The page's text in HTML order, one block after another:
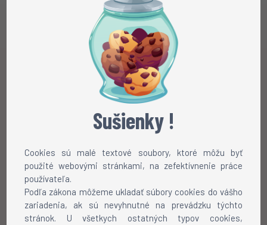
Sušienky !
Cookies sú malé textové soubory, ktoré môžu byť
použité webovými stránkami, na zefektívnenie práce
používateľa.
Podľa zákona môžeme ukladať súbory cookies do vášho
zariadenia, ak sú nevyhnutné na prevádzku týchto
stránok. U všetkych ostatných typov cookies,